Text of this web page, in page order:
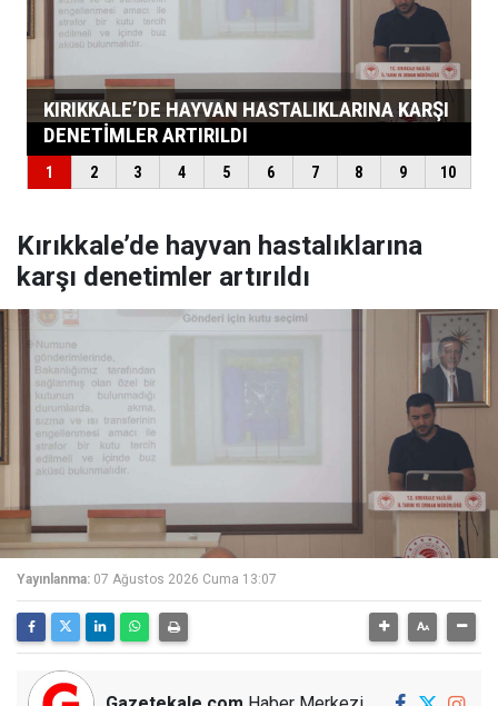
Kırıkkale’de hayvan hastalıklarına
karşı denetimler artırıldı
Yayınlanma: 07 Ağustos 2026 Cuma 13:07